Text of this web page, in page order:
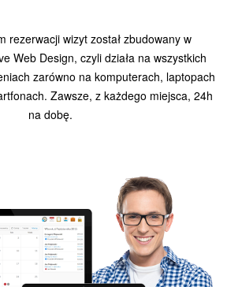
rezerwacji wizyt został zbudowany w
Web Design, czyli działa na wszystkich
zarówno na komputerach, laptopach
Zawsze, z każdego miejsca, 24h
na dobę.